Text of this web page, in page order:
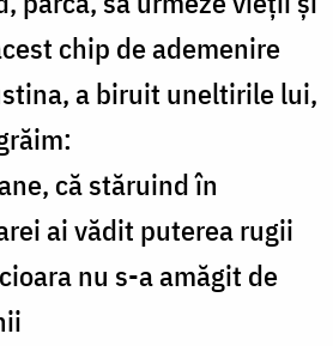
chip de ademenire
a biruit uneltirile lui,
că stăruind în
ai vădit puterea rugii
nu s-a amăgit de